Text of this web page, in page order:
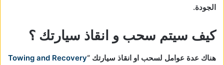
الجودة.
كيف سيتم سحب و انقاذ سيارتك ؟
هناك عدة عوامل لسحب او انقاذ سيارتك “Towing and Recovery